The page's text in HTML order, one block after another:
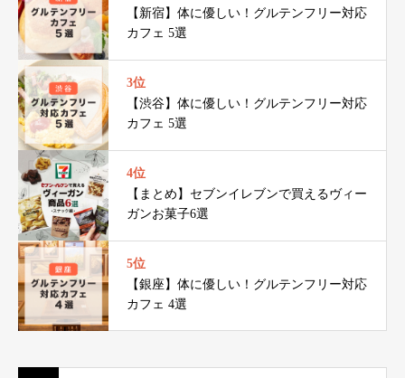
【新宿】体に優しい！グルテンフリー対応
カフェ 5選
3位
【渋谷】体に優しい！グルテンフリー対応
カフェ 5選
4位
【まとめ】セブンイレブンで買えるヴィー
ガンお菓子6選
5位
【銀座】体に優しい！グルテンフリー対応
カフェ 4選